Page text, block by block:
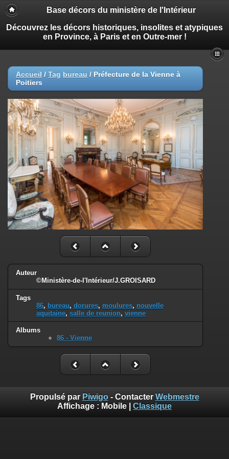
Base décors du ministère de l'Intérieur
Découvrez les décors historiques, insolites et atypiques
en Province, à Paris et en Outre-mer !
Accueil / Tag bureau / Préfecture de la Vienne à
Poitiers
Auteur
©Ministère-de-l'Intérieur/J.GROISARD
Tags
86, bureau, dorures, moulures, nouvelle
aquitaine, salle de reunion, vienne
Albums
86 - Vienne
Propulsé par Piwigo- Contacter Webmestre
Affichage : Mobile Classique